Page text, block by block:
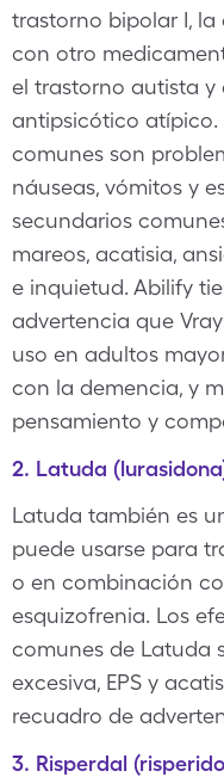
trastorno bipolar I,
con otro
el trastorno autista y
antipsicótico atípico.
comunes son
náuseas, vómitos y
secundarios
mareos, acatisia,
e inquietud. Abilify
advertencia que
uso en adultos
con la demencia, y
pensamiento y
2. Latuda
Latuda también es
puede usarse para
o en combinación
esquizofrenia. Los
comunes de Latuda
excesiva, EPS y
recuadro de
3. Risperdal